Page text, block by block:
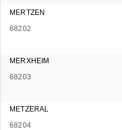
MERTZEN
68202
MERXHEIM
68203
METZERAL
68204